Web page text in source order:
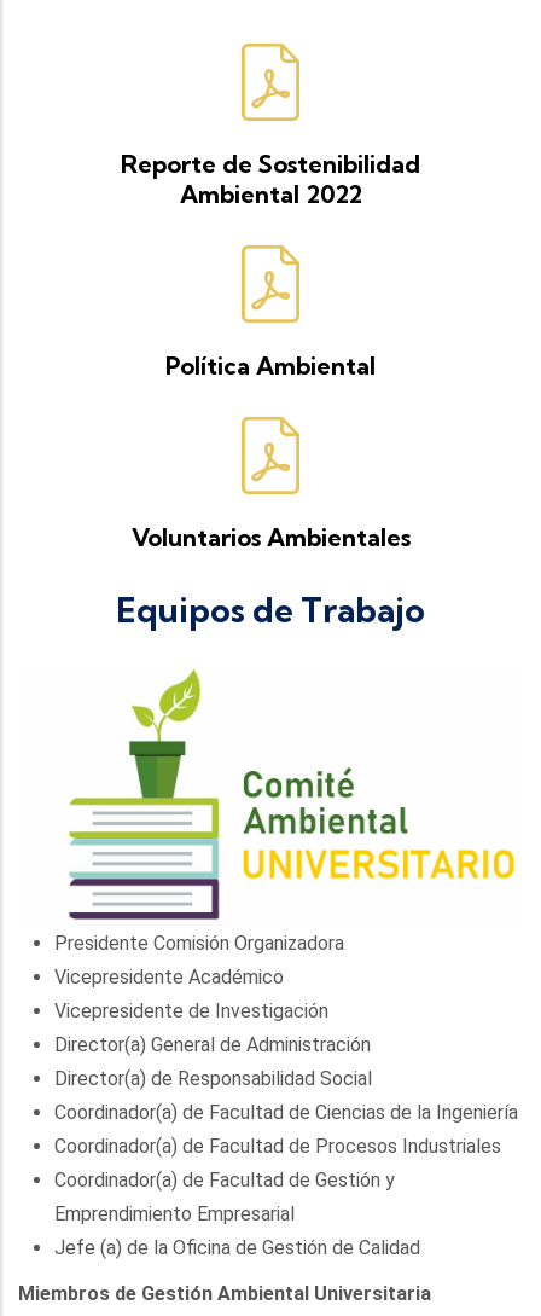
Reporte de Sostenibilidad
Ambiental 2022
Política Ambiental
Voluntarios Ambientales
Equipos de Trabajo
Presidente Comisión Organizadora
Vicepresidente Académico
Vicepresidente de Investigación
Director(a) General de Administración
Director(a) de Responsabilidad Social
Coordinador(a) de Facultad de Ciencias de la Ingeniería
Coordinador(a) de Facultad de Procesos Industriales
Coordinador(a) de Facultad de Gestión y
Emprendimiento Empresarial
Jefe (a) de la Oficina de Gestión de Calidad
Miembros de Gestión Ambiental Universitaria